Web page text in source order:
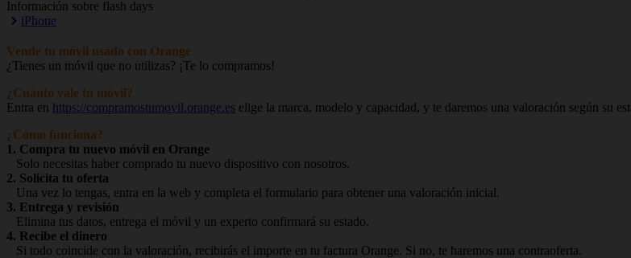
Información sobre flash days
iPhone
Vende tu móvil usado con Orange
¿Tienes un móvil que no utilizas? ¡Te lo compramos!
¿Cuánto vale tu móvil?
Entra en https://compramostumovil.orange.es elige la marca, modelo y capacidad, y te daremos una valoración según su
¿Cómo funciona?
1. Compra tu nuevo móvil en Orange
Solo necesitas haber comprado tu nuevo dispositivo con nosotros.
2. Solicita tu oferta
Una vez lo tengas, entra en la web y completa el formulario para obtener una valoración inicial.
3. Entrega y revisión
Elimina tus datos, entrega el móvil y un experto confirmará su estado.
4. Recibe el dinero
Si todo coincide con la valoración, recibirás el importe en tu factura Orange. Si no, te haremos una contraoferta.